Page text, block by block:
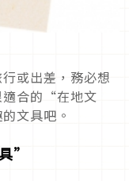
或出差，務必想
適合的“在地文
文具吧。
”